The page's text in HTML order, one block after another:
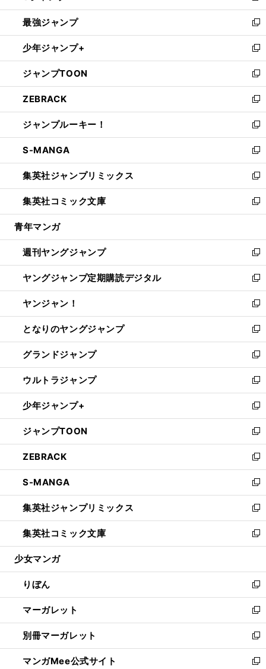
ン
ド
ウ
で
開
く
ウ
ィ
ン
ド
ウ
で
開
く
し
い
ウ
ィ
ン
ド
ウ
で
開
く
最強ジャンプ
新
し
い
ウ
ィ
ン
ド
ウ
で
開
く
少年ジャンプ+
新
し
い
ウ
ィ
ン
ド
ウ
で
開
く
ジャンプTOON
新
し
い
ウ
ィ
ン
ド
ウ
で
開
く
ZEBRACK
新
し
い
ウ
ィ
ン
ド
ウ
で
開
ジャンプルーキー！
新
し
い
ウ
ィ
ン
ド
ウ
開
く
S-MANGA
新
し
い
ウ
ィ
ン
ウ
で
開
く
集英社ジャンプリミックス
新
し
い
ウ
ン
ド
ウ
で
開
く
集英社コミック文庫
新
し
ウ
ィ
ン
ド
ウ
で
開
く
青年マンガ
週刊ヤングジャンプ
新
し
い
ウ
ィ
ン
ド
ウ
で
開
く
ヤングジャンプ定期購読デジタル
新
し
い
ウ
ィ
ン
ド
ウ
で
開
く
ヤンジャン！
新
し
い
ウ
ィ
ン
ド
ウ
で
開
く
となりのヤングジャンプ
新
し
い
ウ
ィ
ン
ド
ウ
で
開
く
グランドジャンプ
新
し
い
ウ
ィ
ン
ド
ウ
で
開
く
ウルトラジャンプ
新
し
い
ウ
ィ
ン
ド
ウ
で
開
く
少年ジャンプ+
新
し
い
ウ
ィ
ン
ド
ウ
で
開
く
ジャンプTOON
新
し
い
ウ
ィ
ン
ド
ウ
で
開
ZEBRACK
新
し
い
ウ
ィ
ン
ド
ウ
開
く
S-MANGA
新
し
い
ウ
ィ
ン
ウ
で
開
く
集英社ジャンプリミックス
新
し
い
ウ
ン
ド
ウ
で
開
く
集英社コミック文庫
新
し
ウ
ィ
ン
ド
ウ
で
開
く
少女マンガ
りぼん
新
し
い
ウ
ィ
ン
ド
マーガレット
新
し
い
ウ
ィ
別冊マーガレット
新
し
い
マンガMee公式サイト 新